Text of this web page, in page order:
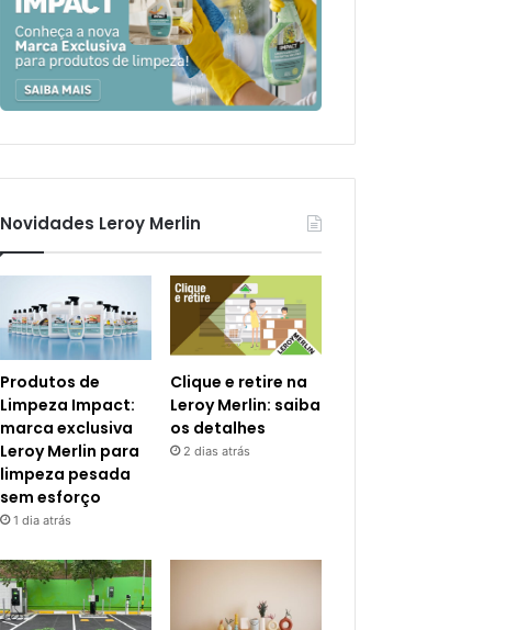
Novidades Leroy Merlin
Produtos de
Limpeza Impact:
marca exclusiva
Leroy Merlin para
limpeza pesada
sem esforço
1 dia atrás
Clique e retire na
Leroy Merlin: saiba
os detalhes
2 dias atrás